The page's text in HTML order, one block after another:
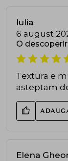
Iulia
6 august
O
Textura e
asteptam
Elena